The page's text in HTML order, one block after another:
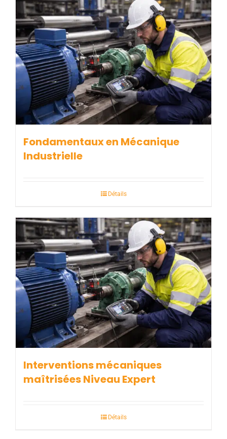
Fondamentaux en Mécanique
Industrielle
Détails
Interventions mécaniques
maîtrisées Niveau Expert
Détails